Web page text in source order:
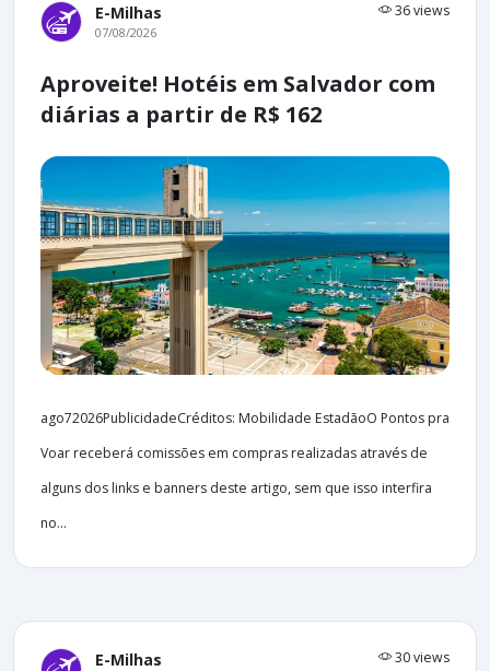
E-Milhas 36 views
07/08/2026
Aproveite! Hotéis em Salvador com
diárias a partir de R$ 162
ago72026PublicidadeCréditos: Mobilidade EstadãoO Pontos pra
Voar receberá comissões em compras realizadas através de
alguns dos links e banners deste artigo, sem que isso interfira
no...
E-Milhas 30 views